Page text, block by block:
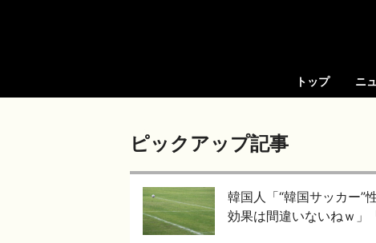
トップ ニ
ピックアップ記事
韓国人「“韓国サッカー
効果は間違いないねｗ」